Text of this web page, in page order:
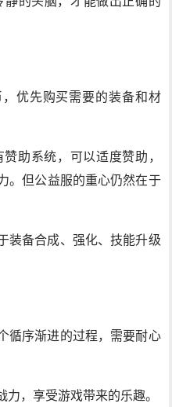
优先购买需要的装备和材
助系统，可以适度赞助，
。但公益服的重心仍然在于
装备合成、强化、技能升级
循序渐进的过程，需要耐心
，享受游戏带来的乐趣。